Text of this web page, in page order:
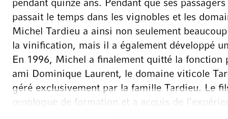
pendant quinze ans. Pendant que ses
passait le temps dans les vignobles et les
Michel Tardieu a ainsi non seulement
la vinification, mais il a également développé
En 1996, Michel a finalement quitté la fonction
ami Dominique Laurent, le domaine viticole
géré exclusivement par la famille Tardieu. Le
œnologue de formation et a acquis de